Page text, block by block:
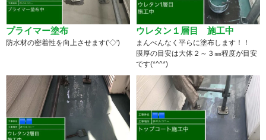
プライマー塗布
防水材の密着性を向上させます('◇')ゞ
ウレタン１層目 施工中
まんべんなく平らに塗布します！！
膜厚の目安は大体２～３㎜程度が目安
です(*^^*)